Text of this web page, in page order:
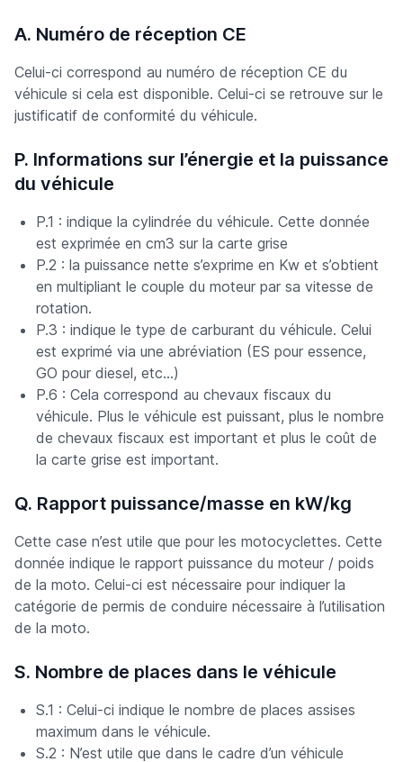
A. Numéro de réception CE
Celui-ci correspond au numéro de réception CE du
véhicule si cela est disponible. Celui-ci se retrouve sur le
justificatif de conformité du véhicule.
P. Informations sur l’énergie et la puissance
du véhicule
P.1 : indique la cylindrée du véhicule. Cette donnée
est exprimée en cm3 sur la carte grise
P.2 : la puissance nette s’exprime en Kw et s’obtient
en multipliant le couple du moteur par sa vitesse de
rotation.
P.3 : indique le type de carburant du véhicule. Celui
est exprimé via une abréviation (ES pour essence,
GO pour diesel, etc…)
P.6 : Cela correspond au chevaux fiscaux du
véhicule. Plus le véhicule est puissant, plus le nombre
de chevaux fiscaux est important et plus le coût de
la carte grise est important.
Q. Rapport puissance/masse en kW/kg
Cette case n’est utile que pour les motocyclettes. Cette
donnée indique le rapport puissance du moteur / poids
de la moto. Celui-ci est nécessaire pour indiquer la
catégorie de permis de conduire nécessaire à l’utilisation
de la moto.
S. Nombre de places dans le véhicule
S.1 : Celui-ci indique le nombre de places assises
maximum dans le véhicule.
S.2 : N’est utile que dans le cadre d’un véhicule